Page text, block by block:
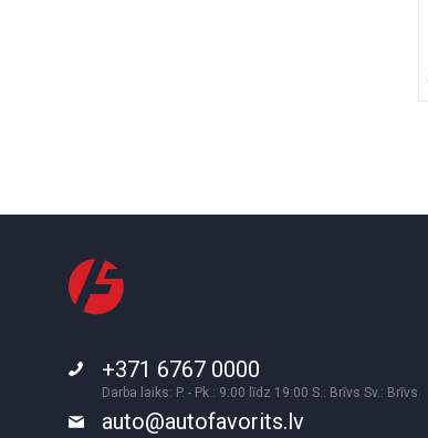
+371 6767 0000
Darba laiks: P. - Pk.: 9:00 līdz 19:00 S.: Brīvs Sv.: Brīvs
auto@autofavorits.lv